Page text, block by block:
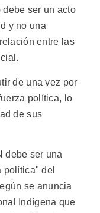
ser un acto
y no una
entre las
de una vez por
política, lo
de sus
debe ser una
política" del
se anuncia
Indígena que